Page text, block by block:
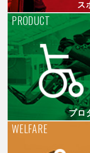
ス
プロ
PRODUCT
WELFARE